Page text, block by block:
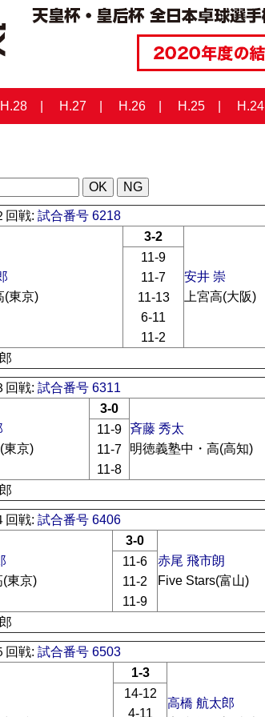
H.28 H.27 H.26 H.25 H.24
回戦: 試合番号 6218
(東京)
3-2
安井 崇
上宮高(大阪)
11-9
11-7
11-13
6-11
11-2
回戦: 試合番号 6311
東京)
3-0
斉藤 秀太
明徳義塾中・高(高知)
11-9
11-7
11-8
回戦: 試合番号 6406
(東京)
3-0
赤尾 飛市朗
Five Stars(富山)
11-6
11-2
11-9
回戦: 試合番号 6503
1-3
高橋 航太郎
14-12
4-11